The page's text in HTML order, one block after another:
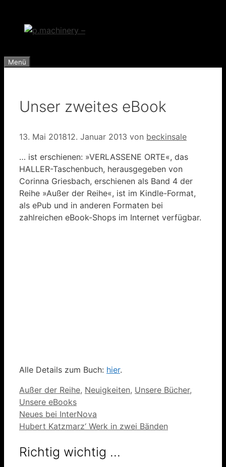
springen
Menü
Unser zweites eBook
13. Mai 201812. Januar 2013 von beckinsale
… ist erschienen: »VERLASSENE ORTE«, das
HALLER-Taschenbuch, herausgegeben von
Corinna Griesbach, erschienen als Band 4 der
Reihe »Außer der Reihe«, ist im Kindle-Format,
als ePub und in anderen Formaten bei
zahlreichen eBook-Shops im Internet verfügbar.
Alle Details zum Buch: hier.
Kategorien
Außer der Reihe, Neuigkeiten, Unsere Bücher,
Unsere eBooks
Neues bei InterNova
Hubert Katzmarz‘ Werk in zwei Bänden
Richtig wichtig …